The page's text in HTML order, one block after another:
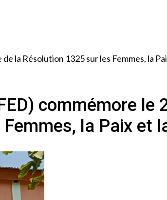
la Résolution 1325 sur les Femmes, la
commémore le
la Paix et